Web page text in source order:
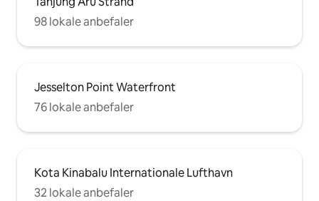
98 lokale anbefaler
Jesselton Point Waterfront
76 lokale anbefaler
Kota Kinabalu Internationale Lufthavn
32 lokale anbefaler